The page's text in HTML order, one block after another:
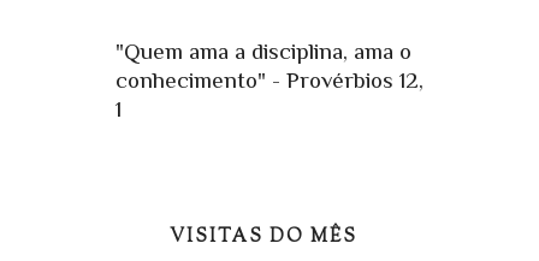
"Quem ama a disciplina, ama o
conhecimento" - Provérbios 12,
1
VISITAS DO MÊS